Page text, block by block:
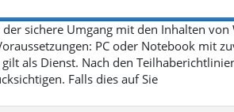
der sichere Umgang mit den Inhalten
PC oder Notebook mit
als Dienst. Nach den
Falls dies auf Sie